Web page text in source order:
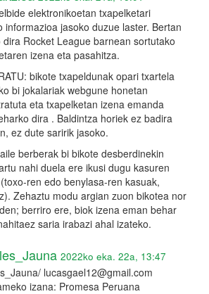
elektronikoetan txapelketari
informazioa jasoko duzue laster. Bertan
dira Rocket League barnean sortutako
izena eta pasahitza.
bikote txapeldunak opari txartela
bi jokalariak webgune honetan
eta txapelketan izena emanda
dira . Baldintza horiek ez badira
ez dute saririk jasoko.
berberak bi bikote desberdinekin
nahi duela ere ikusi dugu kasuren
ren edo benylasa-ren kasuak,
Zehaztu modu argian zuon bikotea nor
berriro ere, biok izena eman behar
saria irabazi ahal izateko.
2022ko eka. 22a, 13:47
lucasgael12@gmail.com
izana: Promesa Peruana